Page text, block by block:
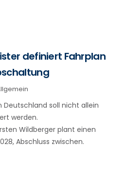
definiert Fahrplan
Deutschland soll nicht allein
werden.
Wildberger plant einen
Abschluss zwischen.